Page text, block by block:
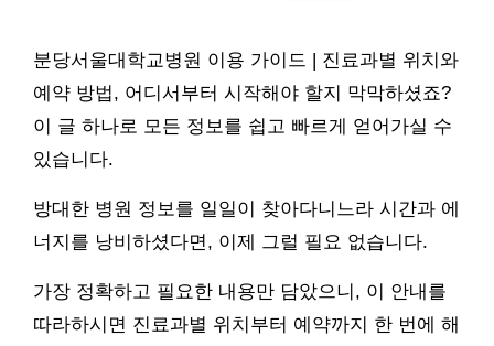
분당서울대학교병원 이용 가이드 | 진료과별 위치와
예약 방법, 어디서부터 시작해야 할지 막막하셨죠?
이 글 하나로 모든 정보를 쉽고 빠르게 얻어가실 수
있습니다.
방대한 병원 정보를 일일이 찾아다니느라 시간과 에
너지를 낭비하셨다면, 이제 그럴 필요 없습니다.
가장 정확하고 필요한 내용만 담았으니, 이 안내를
따라하시면 진료과별 위치부터 예약까지 한 번에 해